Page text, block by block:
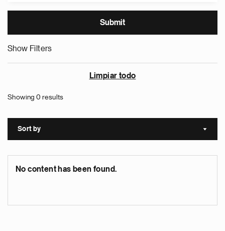
Show Filters
Limpiar todo
Showing 0 results
Sort by Sort
No content has been found.